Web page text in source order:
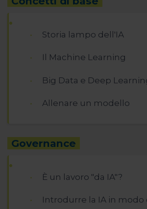
Storia lampo dell'IA
Il Machine Learning
Big Data e Deep
Allenare un modello
Governance
È un lavoro "da IA"?
Introdurre la IA in modo